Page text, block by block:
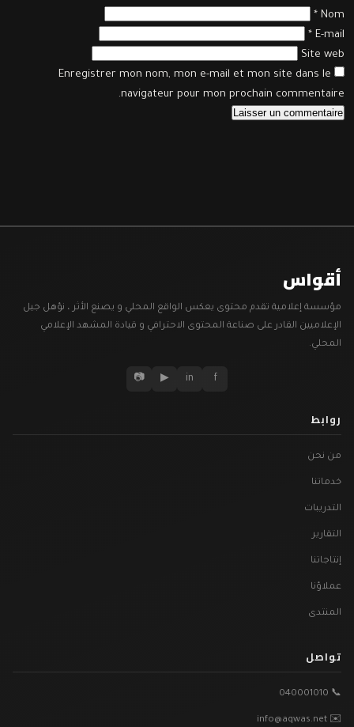
Nom
*
E-mail
*
Site web
Enregistrer mon nom, mon e-mail et mon site dans le
navigateur pour mon prochain commentaire.
أقواس
مؤسسة إعلامية تقدم محتوى يعكس الواقع المحلي و يصنع الأثر ، نؤهل جيل
الإعلاميين القادر على صناعة المحتوى الاحترافي و قيادة المشهد الإعلامي
المحلي.
f
in
▶
📷
روابط
من نحن
خدماتنا
التدريبات
التقارير
إنتاجاتنا
عملاؤنا
المنتدى
تواصل
📞 040001010
✉️ info@aqwas.net